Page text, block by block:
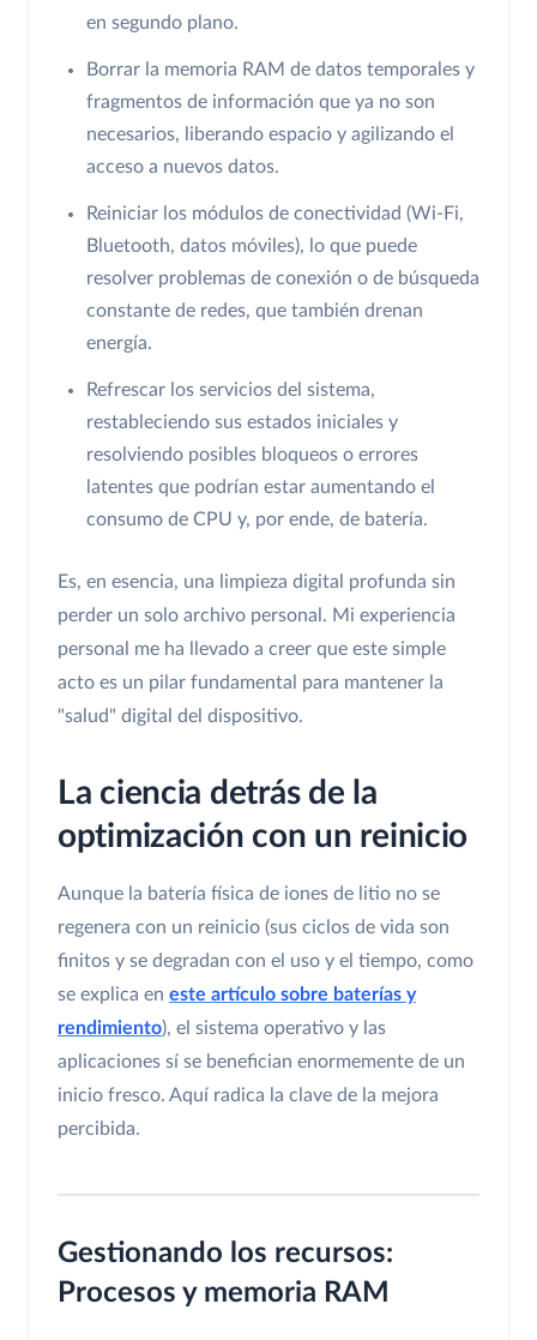
en segundo plano.
Borrar la memoria RAM de datos temporales y
fragmentos de información que ya no son
necesarios, liberando espacio y agilizando el
acceso a nuevos datos.
Reiniciar los módulos de conectividad (Wi-Fi,
Bluetooth, datos móviles), lo que puede
resolver problemas de conexión o de búsqueda
constante de redes, que también drenan
energía.
Refrescar los servicios del sistema,
restableciendo sus estados iniciales y
resolviendo posibles bloqueos o errores
latentes que podrían estar aumentando el
consumo de CPU y, por ende, de batería.
Es, en esencia, una limpieza digital profunda sin
perder un solo archivo personal. Mi experiencia
personal me ha llevado a creer que este simple
acto es un pilar fundamental para mantener la
"salud" digital del dispositivo.
La ciencia detrás de la
optimización con un reinicio
Aunque la batería física de iones de litio no se
regenera con un reinicio (sus ciclos de vida son
finitos y se degradan con el uso y el tiempo, como
se explica en este artículo sobre baterías y
rendimiento), el sistema operativo y las
aplicaciones sí se benefician enormemente de un
inicio fresco. Aquí radica la clave de la mejora
percibida.
Gestionando los recursos:
Procesos y memoria RAM